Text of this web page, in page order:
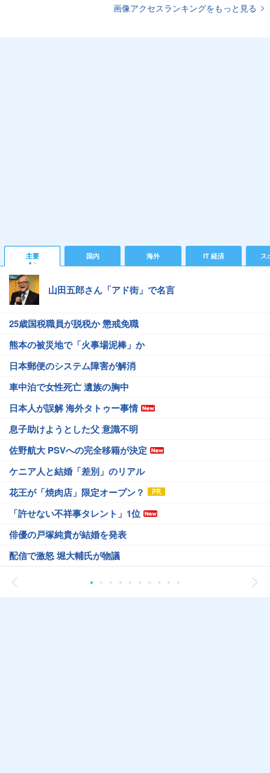
画像アクセスランキングをもっと見る
主要 国内 海外 IT 経済 ス
山田五郎さん「アド街」で名言
25歳国税職員が脱税か 懲戒免職
熊本の被災地で「火事場泥棒」か
日本郵便のシステム障害が解消
車中泊で女性死亡 遺族の胸中
日本人が誤解 海外タトゥー事情
息子助けようとした父 意識不明
佐野航大 PSVへの完全移籍が決定
ケニア人と結婚「差別」のリアル
花王が「焼肉店」限定オープン？
「許せない不祥事タレント」1位
俳優の戸塚純貴が結婚を発表
配信で激怒 堀大輔氏が物議